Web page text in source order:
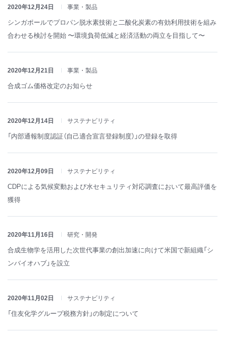
2020年12月24日 事業・製品
シンガポールでプロパン脱水素技術と二酸化炭素の有効利用技術を組み
合わせる検討を開始 〜環境負荷低減と経済活動の両立を目指して〜
2020年12月21日 事業・製品
合成ゴム価格改定のお知らせ
2020年12月14日 サステナビリティ
「内部通報制度認証（自己適合宣言登録制度）」の登録を取得
2020年12月09日 サステナビリティ
CDPによる気候変動および水セキュリティ対応調査において最高評価を
獲得
2020年11月16日 研究・開発
合成生物学を活用した次世代事業の創出加速に向けて米国で新組織「シ
ンバイオハブ」を設立
2020年11月02日 サステナビリティ
「住友化学グループ税務方針」の制定について